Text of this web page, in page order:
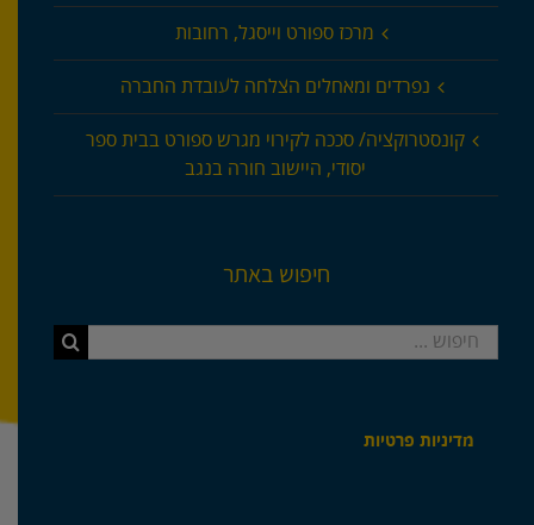
מרכז ספורט וייסגל, רחובות
נפרדים ומאחלים הצלחה לעובדת החברה
קונסטרוקציה/ סככה לקירוי מגרש ספורט בבית ספר
יסודי, היישוב חורה בנגב
חיפוש באתר
חיפוש...
מדיניות פרטיות